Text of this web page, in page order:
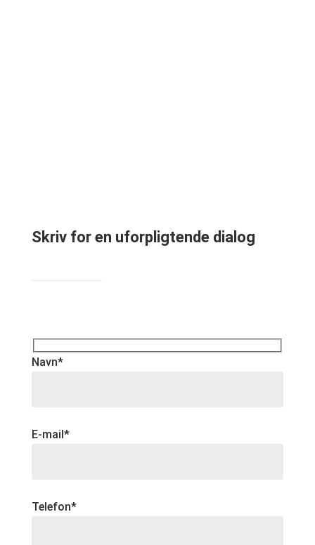
Skriv for en uforpligtende dialog
Navn*
E-mail*
Telefon*